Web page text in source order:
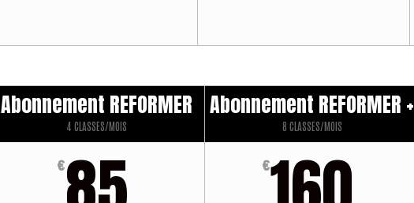
Abonnement REFORMER
4 CLASSES/MOIS
€
Abonnement REFORMER +
8 CLASSES/MOIS
€